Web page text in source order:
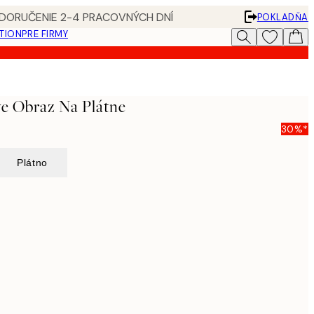
2-4 PRACOVNÝCH DNÍ
POKLADŇA
PRE FIRMY
Obraz Na Plátne
30%*
Plátno